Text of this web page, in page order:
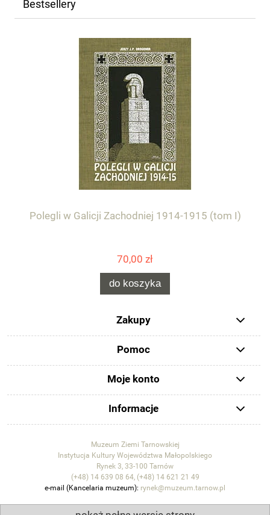
Bestsellery
Polegli w Galicji Zachodniej 1914-1915 (tom I)
70,00 zł
do koszyka
Zakupy
Pomoc
Moje konto
Informacje
Muzeum Ziemi Tarnowskiej
Instytucja Kultury Województwa Małopolskiego
Rynek 3, 33-100 Tarnów
(+48) 14 639 08 64, (+48) 14 621 21 49
e-mail (Kancelaria muzeum): rynek@muzeum.tarnow.pl